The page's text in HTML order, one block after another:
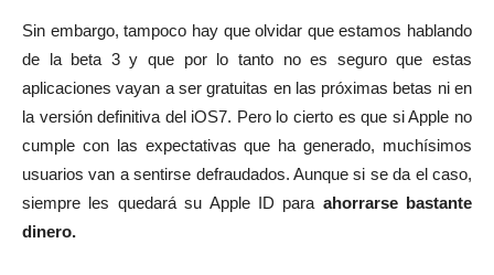
Sin embargo, tampoco hay que olvidar que estamos hablando
de la beta 3 y que por lo tanto no es seguro que estas
aplicaciones vayan a ser gratuitas en las próximas betas ni en
la versión definitiva del iOS7. Pero lo cierto es que si Apple no
cumple con las expectativas que ha generado, muchísimos
usuarios van a sentirse defraudados. Aunque si se da el caso,
siempre les quedará su Apple ID para ahorrarse bastante
dinero.